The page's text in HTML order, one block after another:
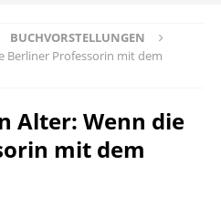
BUCHVORSTELLUNGEN
Berliner Professorin mit dem
Alter: Wenn die
mit dem